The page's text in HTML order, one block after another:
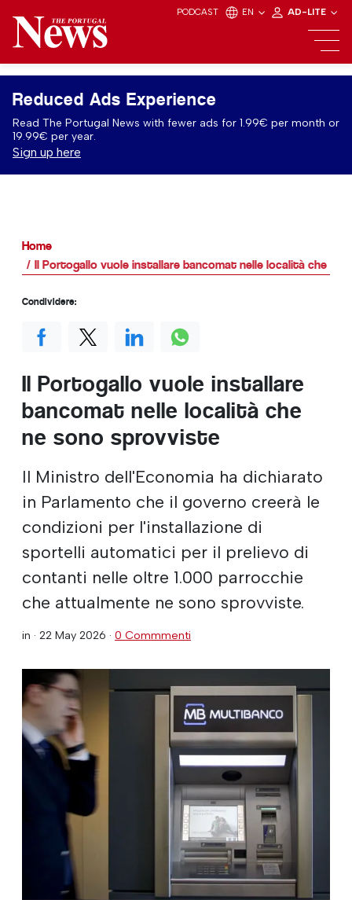
PODCAST EN AD-LITE
Reduced Ads Experience
Read The Portugal News with fewer ads for 1.99€ per month or
19.99€ per year.
Sign up here
Home
Il Portogallo vuole installare bancomat nelle località che ne
Il Portogallo vuole installare
bancomat nelle località che
ne sono sprovviste
Il Ministro dell'Economia ha dichiarato
in Parlamento che il governo creerà le
condizioni per l'installazione di
sportelli automatici per il prelievo di
contanti nelle oltre 1.000 parrocchie
che attualmente ne sono sprovviste.
in · 22 May 2026 · 0 Commmenti
Condividere: